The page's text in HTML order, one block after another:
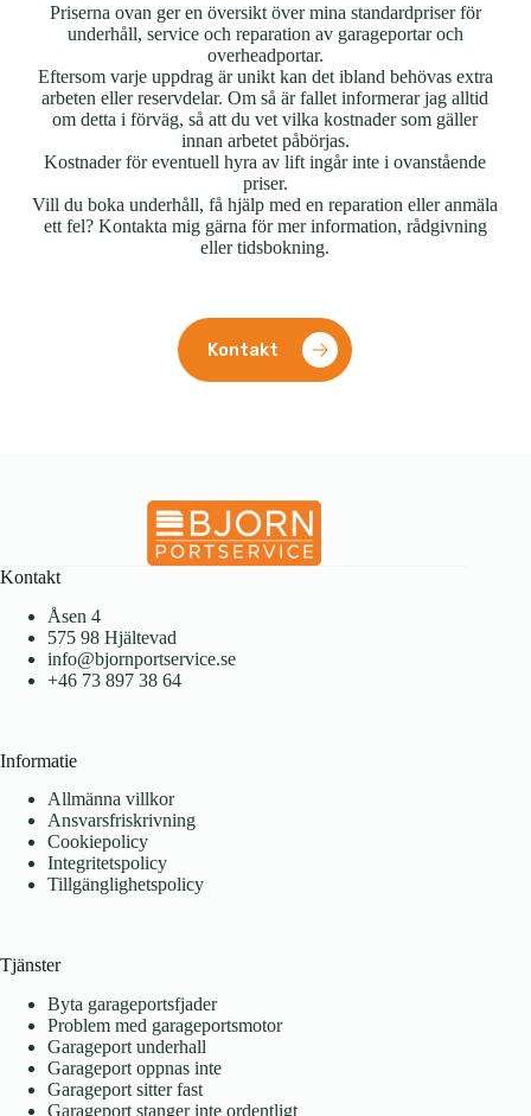
Priserna ovan ger en översikt över mina standardpriser för
underhåll, service och reparation av garageportar och
overheadportar.
Eftersom varje uppdrag är unikt kan det ibland behövas extra
arbeten eller reservdelar. Om så är fallet informerar jag alltid
om detta i förväg, så att du vet vilka kostnader som gäller
innan arbetet påbörjas.
Kostnader för eventuell hyra av lift ingår inte i ovanstående
priser.
Vill du boka underhåll, få hjälp med en reparation eller anmäla
ett fel? Kontakta mig gärna för mer information, rådgivning
eller tidsbokning.
Kontakt
Kontakt
Åsen 4
575 98 Hjältevad
info@bjornportservice.se
+46 73 897 38 64
Informatie
Allmänna villkor
Ansvarsfriskrivning
Cookiepolicy
Integritetspolicy
Tillgänglighetspolicy
Tjänster
Byta garageportsfjader
Problem med garageportsmotor
Garageport underhall
Garageport oppnas inte
Garageport sitter fast
Garageport stanger inte ordentligt